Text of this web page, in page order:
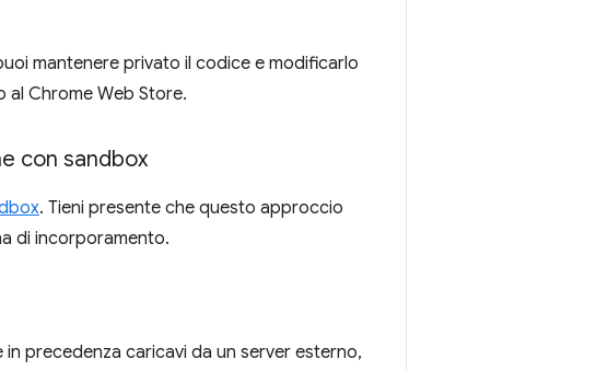
mantenere privato il codice e modificarlo
al Chrome Web Store.
con sandbox
. Tieni presente che questo approccio
di incorporamento.
precedenza caricavi da un server esterno,